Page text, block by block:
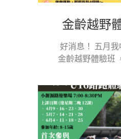
金齡越野
好消息！ 五月
金齡越野體驗班